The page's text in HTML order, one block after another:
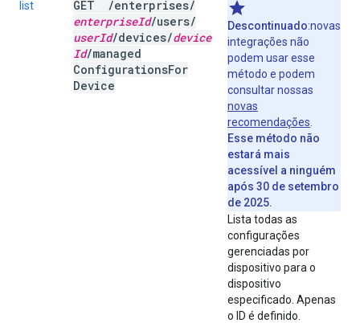
list GET /enterprises/
enterpriseId/users/
userId/devices/device
Id/managed
ConfigurationsFor
Device
Descontinuado:novas
integrações não
podem usar esse
método e podem
consultar nossas
novas
recomendações
Esse método não
estará mais
acessível a ninguém
após 30 de setembro
de 2025.
Lista todas as
configurações
gerenciadas por
dispositivo para o
dispositivo
especificado. Apenas
o ID é definido.